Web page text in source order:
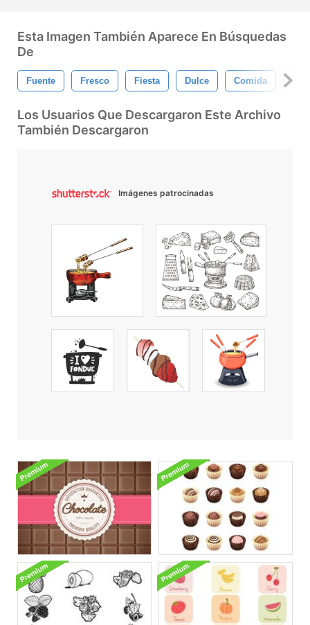
Esta Imagen También Aparece En Búsquedas
De
Fuente Fresco Fiesta Dulce Comida
Los Usuarios Que Descargaron Este Archivo
También Descargaron
Imágenes patrocinadas